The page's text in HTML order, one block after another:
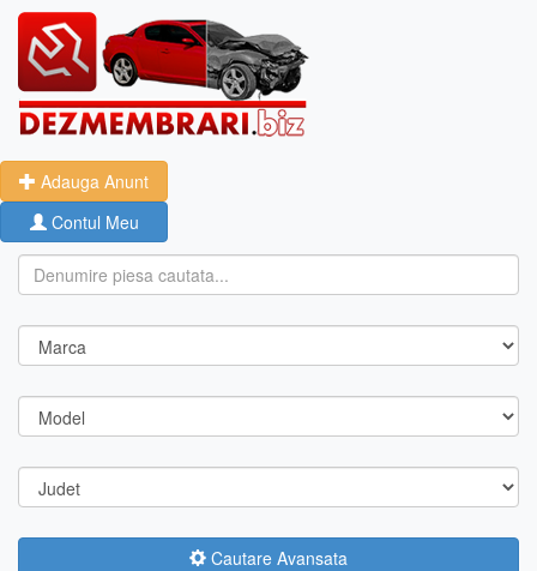
Adauga Anunt
Contul Meu
Cautare Avansata